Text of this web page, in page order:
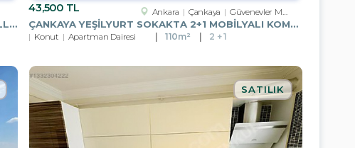
GAZİLİLER SİTESİNDE SATILIK BÜYÜK POTANSİYELLİ VİLLA
43,500 TL Ankara Çankaya Güvenevler Mah.
ÇANKAYA YEŞİLYURT SOKAKTA 2+1 MOBİLYALI KOMBİLİ DAİRE
Konut Apartman Dairesi 110m² 2 + 1
SATILIK